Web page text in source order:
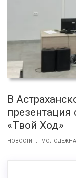
В
презентация
«Твой Ход»
НОВОСТИ .